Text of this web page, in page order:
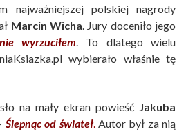
najważniejszej polskiej nagrody
Marcin Wicha. Jury doceniło jego
wyrzuciłem. To dlatego wielu
wybierało właśnie tę
na mały ekran powieść Jakuba
Ślepnąc od świateł.Autor był za nią